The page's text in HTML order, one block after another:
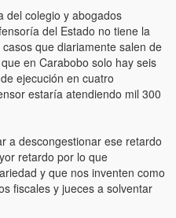
castrista del 4 de Febrero de
pueblo!!! (Despicable traitor, look
del colegio y abogados
del Estado no tiene la
que diariamente salen de
en Carabobo solo hay seis
ejecución en cuatro
estaría atendiendo mil 300
a descongestionar ese retardo
retardo por lo que
y que nos inventen como
fiscales y jueces a solventar